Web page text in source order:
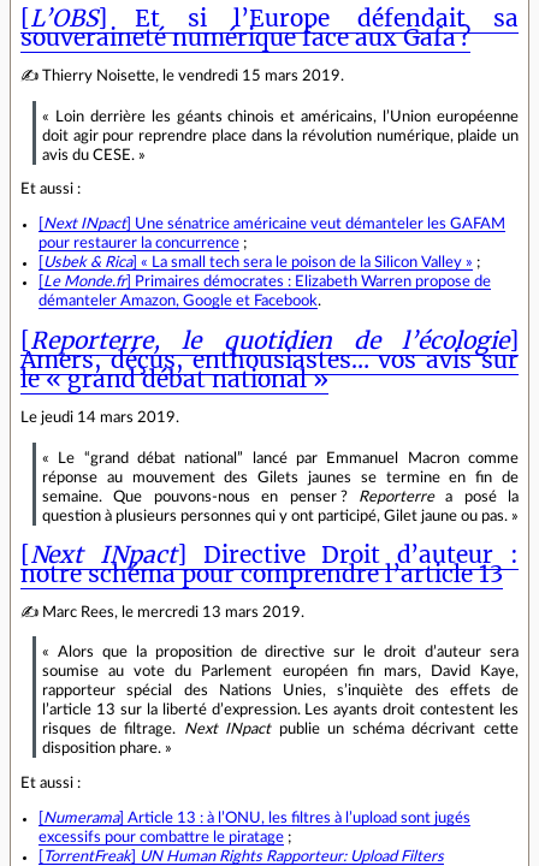
[L’OBS] Et si l’Europe défendait sa
souveraineté numérique face aux Gafa ?
✍ Thierry Noisette, le vendredi 15 mars 2019.
« Loin derrière les géants chinois et américains, l’Union européenne
doit agir pour reprendre place dans la révolution numérique, plaide un
avis du CESE. »
Et aussi :
Next INpact] Une sénatrice américaine veut démanteler les GAFAM
pour restaurer la concurrence ;
Usbek & Rica] « La small tech sera le poison de la Silicon Valley » ;
Le Monde.fr] Primaires démocrates : Elizabeth Warren propose de
démanteler Amazon, Google et Facebook.
[Reporterre, le quotidien de l’écologie]
Amers, déçus, enthousiastes… vos avis sur
le « grand débat national »
Le jeudi 14 mars 2019.
« Le “grand débat national” lancé par Emmanuel Macron comme
réponse au mouvement des Gilets jaunes se termine en fin de
semaine. Que pouvons‐nous en penser ? Reporterrea posé la
question à plusieurs personnes qui y ont participé, Gilet jaune ou pas. »
[Next INpact] Directive Droit d’auteur :
notre schéma pour comprendre l’article 13
✍ Marc Rees, le mercredi 13 mars 2019.
« Alors que la proposition de directive sur le droit d’auteur sera
soumise au vote du Parlement européen fin mars, David Kaye,
rapporteur spécial des Nations Unies, s’inquiète des effets de
l’article 13 sur la liberté d’expression. Les ayants droit contestent les
risques de filtrage.
Next INpactpublie un schéma décrivant cette
disposition phare. »
Et aussi :
Numerama] Article 13 : à l’ONU, les filtres à l’upload sont jugés
excessifs pour combattre le piratage ;
TorrentFreak] UN Human Rights Rapporteur: Upload Filters